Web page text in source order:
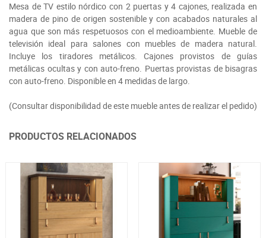
Mesa de TV estilo nórdico con 2 puertas y 4 cajones, realizada en
madera de pino de origen sostenible y con acabados naturales al
agua que son más respetuosos con el medioambiente. Mueble de
televisión ideal para salones con muebles de madera natural.
Incluye los tiradores metálicos. Cajones provistos de guías
metálicas ocultas y con auto-freno. Puertas provistas de bisagras
con auto-freno. Disponible en 4 medidas de largo.
(Consultar disponibilidad de este mueble antes de realizar el pedido)
PRODUCTOS RELACIONADOS